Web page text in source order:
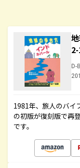
D-
1981年、旅人のバイ
の初版が復刻版で再
です。